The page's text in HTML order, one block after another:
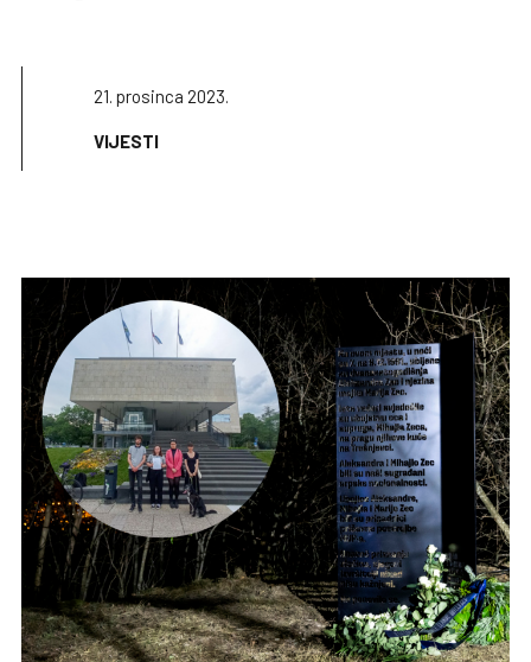
21. prosinca 2023.
VIJESTI